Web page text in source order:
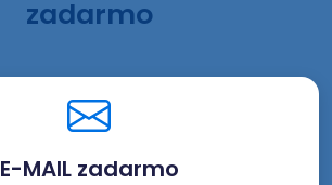
zadarmo
E-MAIL zadarmo